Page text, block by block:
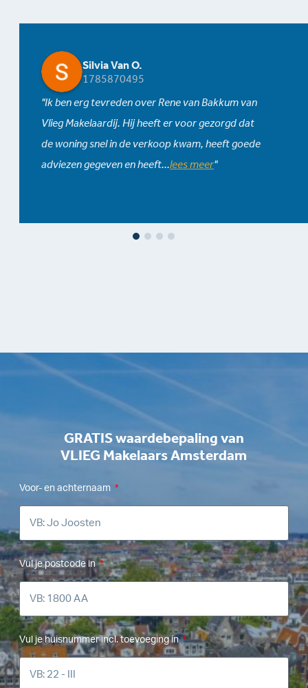
Silvia Van O.
1785870495
Ik ben erg tevreden over Rene van Bakkum van
Vlieg Makelaardij. Hij heeft er voor gezorgd dat
de woning snel in de verkoop kwam, heeft goede
adviezen gegeven en heeft...lees meer
GRATIS waardebepaling van
VLIEG Makelaars Amsterdam
Voor- en achternaam
Vul je postcode in
Vul je huisnummer incl. toevoeging in